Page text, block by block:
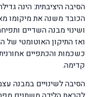
הסיבה היציבתית: הינה
הכובד משנה את מיקומו
ושינוי מבנה השדיים
ואז התיקון האוטומטי
כשכמות והכתפיים
קדימה.
הסיבה לשינויים במבנה